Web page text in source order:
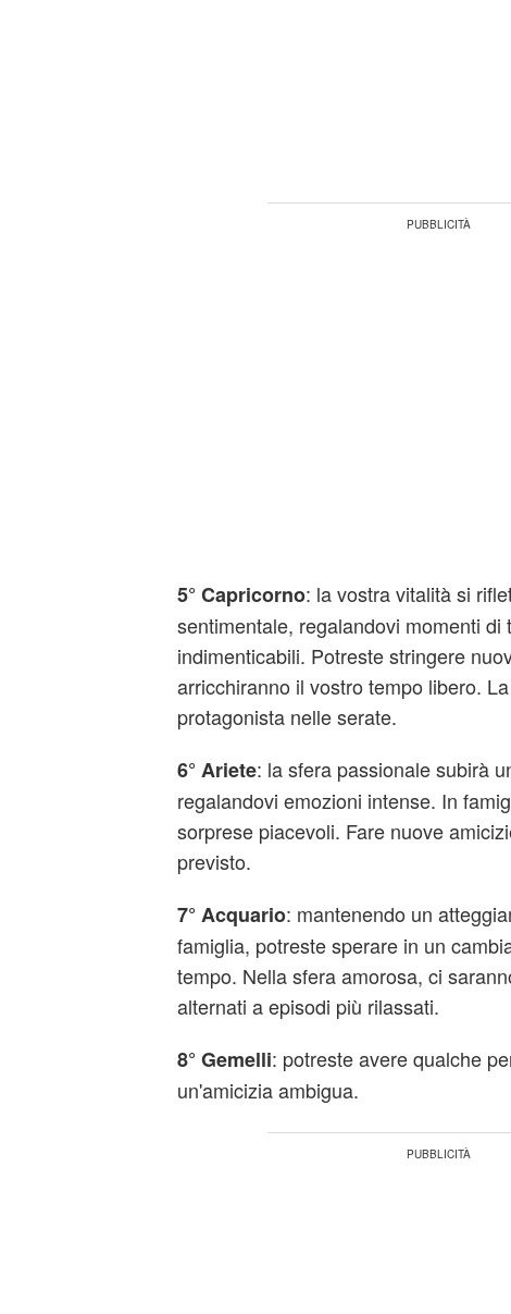
: sarà sempre più
romantico e gioioso nella relazione
stabilirà un'ottima intesa,
5° Capricorno: la vostra vitalità si
sentimentale, regalandovi momenti di
indimenticabili. Potreste stringere
arricchiranno il vostro tempo libero.
protagonista nelle serate.
6° Ariete: la sfera passionale subirà
regalandovi emozioni intense. In
sorprese piacevoli. Fare nuove
previsto.
7° Acquario: mantenendo un
famiglia, potreste sperare in un
tempo. Nella sfera amorosa, ci
alternati a episodi più rilassati.
8° Gemelli: potreste avere qualche
un'amicizia ambigua.